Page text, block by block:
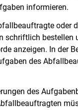
informieren.
oder
schriftlich bestellen
anzeigen. In der
des
des